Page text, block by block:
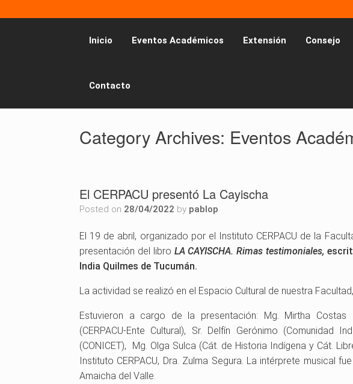
Inicio Eventos Académicos Extensión Consejo
Contacto
Category Archives: Eventos
El CERPACU presentó La Cayischa
Posted on 28/04/2022 by pablop
El 19 de abril, organizado por el Instituto CERPACU de la
presentación del libro LA CAYISCHA. Rimas testimoniales,
India Quilmes de Tucumán.
La actividad se realizó en el Espacio Cultural de nuestra
Estuvieron a cargo de la presentación: Mg. Mirtha Costas
(CERPACU-Ente Cultural), Sr. Delfín Gerónimo (Comunidad
(CONICET), Mg. Olga Sulca (Cát. de Historia Indígena y Cát.
Instituto CERPACU, Dra. Zulma Segura. La intérprete musical
Amaicha del Valle.